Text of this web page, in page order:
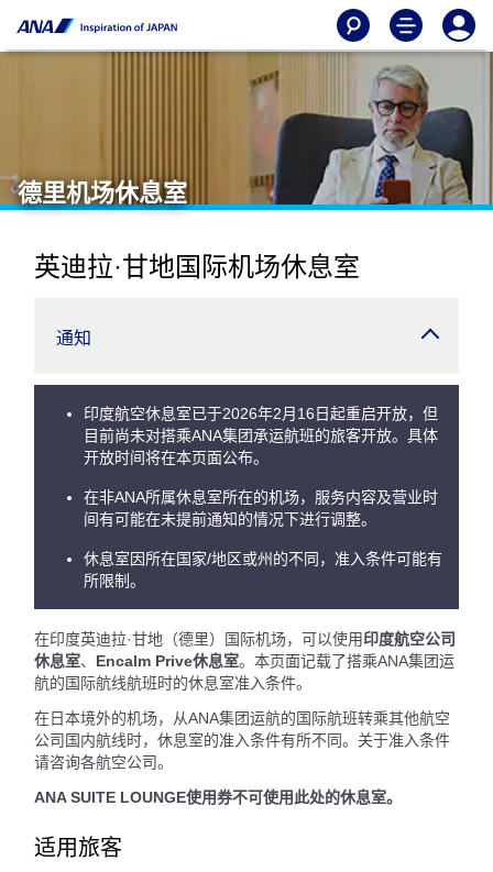
德里机场休息室
英迪拉·甘地国际机场休息室
通知
印度航空休息室已于2026年2月16日起重启开放，但
目前尚未对搭乘ANA集团承运航班的旅客开放。具体
开放时间将在本页面公布。
在非ANA所属休息室所在的机场，服务内容及营业时
间有可能在未提前通知的情况下进行调整。
休息室因所在国家/地区或州的不同，准入条件可能有
所限制。
在印度英迪拉·甘地（德里）国际机场，可以使用印度航空公司
休息室、 Encalm Prive休息室。本页面记载了搭乘ANA集团运
航的国际航线航班时的休息室准入条件。
在日本境外的机场，从ANA集团运航的国际航班转乘其他航空
公司国内航线时，休息室的准入条件有所不同。关于准入条件
请咨询各航空公司。
ANA SUITE LOUNGE使用券不可使用此处的休息室。
适用旅客